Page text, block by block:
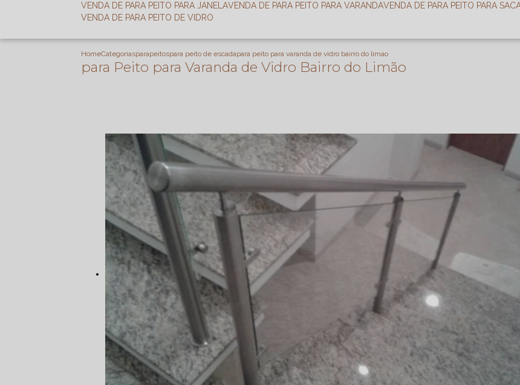
VENDA DE PARA PEITO PARA JANELA
VENDA DE PARA PEITO PARA VARANDA VENDA DE PARA PEITO PARA
VENDA DE PARA PEITO DE VIDRO
HomeCategoriasparapeitospara peito de escadapara peito para varanda de vidro bairro do limao
para Peito para Varanda de Vidro Bairro do Limão